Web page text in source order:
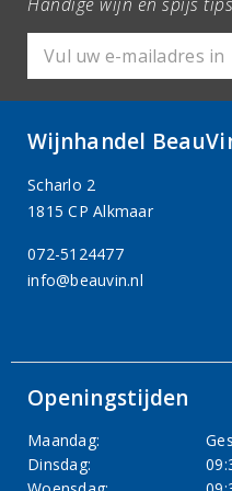
Wijnhandel
Scharlo 2
1815 CP Alkmaar
072-5124477
info@beauvin.nl
Openingstijden
Maandag:
Dinsdag: